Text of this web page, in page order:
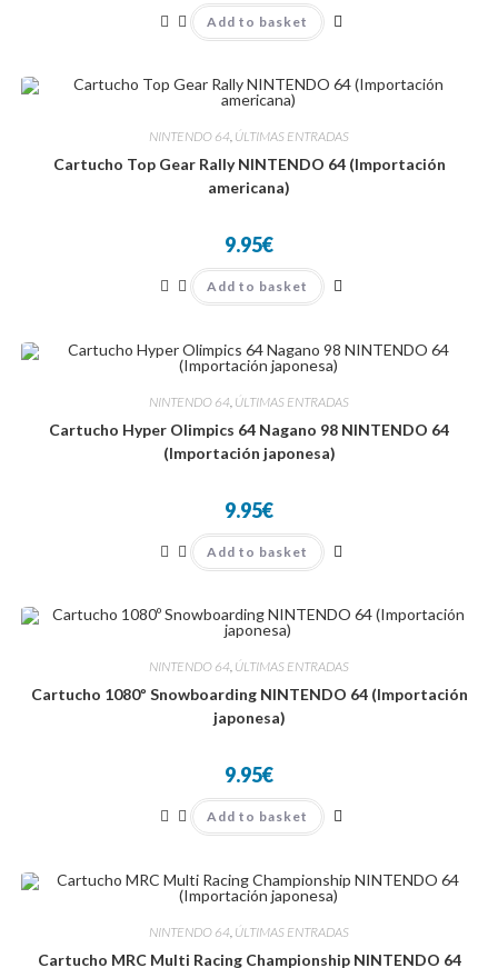
Add to basket
NINTENDO 64, ÚLTIMAS ENTRADAS
Cartucho Top Gear Rally NINTENDO 64 (Importación
americana)
9.95€
Add to basket
NINTENDO 64 ÚLTIMAS ENTRADAS
Cartucho Hyper Olimpics 64 Nagano 98 NINTENDO 64
(Importación japonesa)
9.95€
Add to basket
NINTENDO 64, ÚLTIMAS ENTRADAS
Cartucho 1080º Snowboarding NINTENDO 64 (Importación
japonesa)
9.95€
Add to basket
NINTENDO 64 ÚLTIMAS ENTRADAS
Cartucho MRC Multi Racing Championship NINTENDO 64